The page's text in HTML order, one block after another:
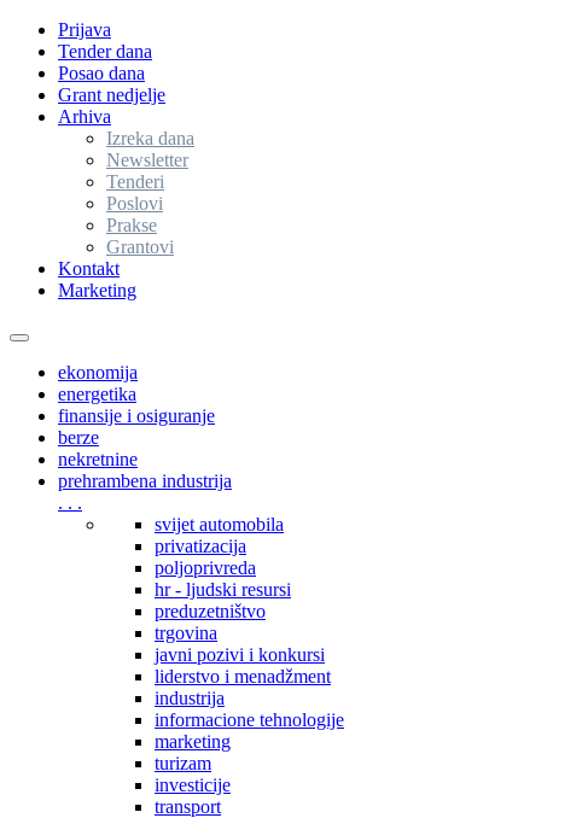
Prijava
Tender dana
Posao dana
Grant nedjelje
Arhiva
Izreka dana
Newsletter
Tenderi
Poslovi
Prakse
Grantovi
Kontakt
Marketing
Toggle
navigationekonomija
energetika
finansije i osiguranje
berze
nekretnine
prehrambena industrija
. . .
svijet automobila
privatizacija
poljoprivreda
hr - ljudski resursi
preduzetništvo
trgovina
javni pozivi i konkursi
liderstvo i menadžment
industrija
informacione tehnologije
marketing
turizam
investicije
transport